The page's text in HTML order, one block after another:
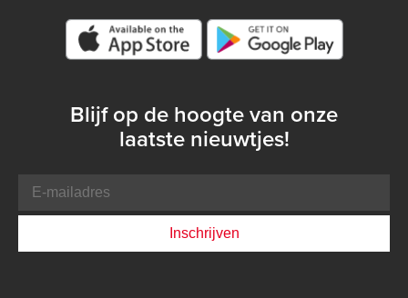
Google play store
Blijf op de hoogte van onze
laatste nieuwtjes!
mailadres